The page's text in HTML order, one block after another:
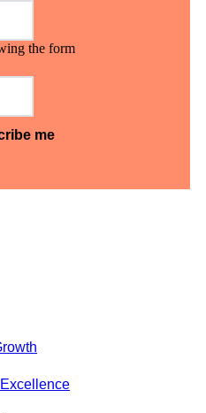
the form
DD
slash